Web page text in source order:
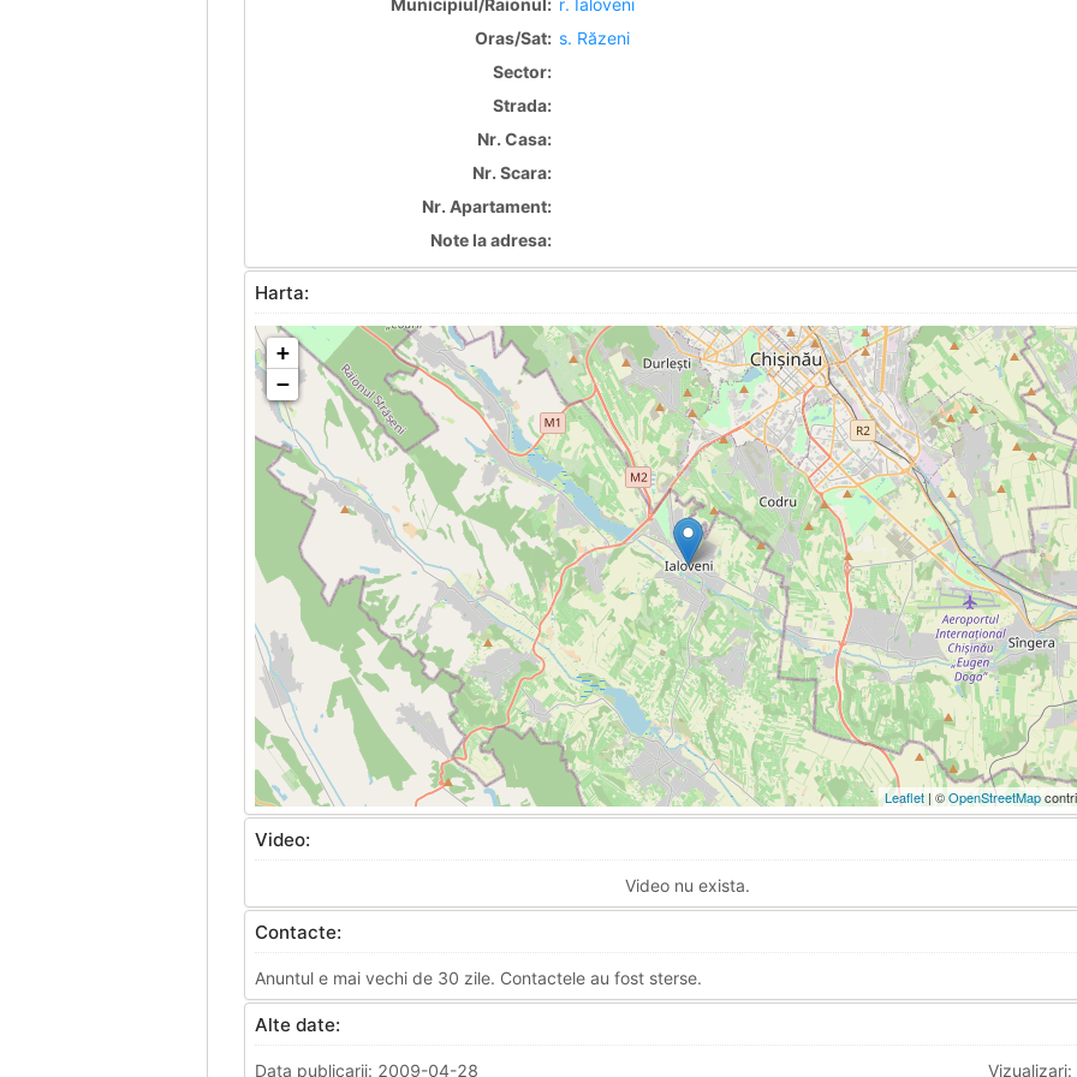
Municipiul/Raionul: r. Ialoveni
Oras/Sat: s. Răzeni
Sector:
Strada:
Nr. Casa:
Nr. Scara:
Nr. Apartament:
Note la adresa:
Harta:
+
−
Leaflet | ©OpenStreetMap
Video:
Video nu exista.
Contacte:
Anuntul e mai vechi de 30 zile. Contactele au fost sterse.
Alte date:
Data publicarii: 2009-04-28